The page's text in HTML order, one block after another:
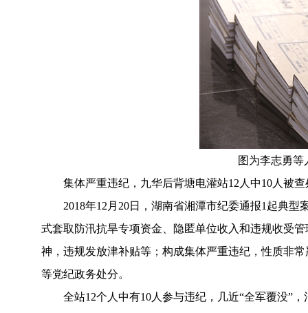
图为李志勇
集体严重违纪，九华后背塘电灌站12人中10人被
2018年12月20日，湖南省湘潭市纪委通报1起典
式套取防汛抗旱专项资金、隐匿单位收入和违规收受
神，违规发放津补贴等；构成集体严重违纪，性质非
等党纪政务处分。
全站12个人中有10人参与违纪，几近“全军覆没”